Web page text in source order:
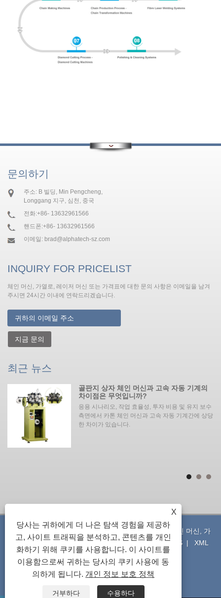
X
당사는 귀하에게 더 나은 탐색 경험을 제공하
고, 사이트 트래픽을 분석하고, 콘텐츠를 개인
화하기 위해 쿠키를 사용합니다. 이 사이트를
이용함으로써 귀하는 당사의 쿠키 사용에 동
의하게 됩니다. 개인 정보 보호 정책
거부하다 수용하다
문의하기
주소: B 빌딩, Min Pengcheng,
Longgang 지구, 심천, 중국
전화:+86- 13632961566
핸드폰:+86- 13632961566
이메일: brad@alphatech-sz.com
INQUIRY FOR PRICELIST
체인 머신, 가열로, 레이저 머신 또는 가격표에 대한 문의 사항은 이메일을 남겨
주시면 24시간 이내에 연락드리겠습니다.
지금 문의
최근 뉴스
골판지 상자 체인 머신과 고속 자동 기계의
차이점은 무엇입니까?
응용 시나리오, 작업 효율성, 투자 비용 및 유지 보수
측면에서 카톤 체인 머신과 고속 자동 기계간에 상당
한 차이가 있습니다. ‌‌
Copyright © 2023 Shenzhen Alpha Tech Co., Ltd. - 체인 머신, 가
열로, 레이저 머신 - 판권 소유
연결| Sitemap |RSS| XML
| Privacy Policy